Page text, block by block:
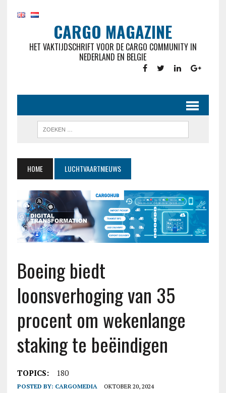
CARGO MAGAZINE
HET VAKTIJDSCHRIFT VOOR DE CARGO COMMUNITY IN
NEDERLAND EN BELGIE
HOME LUCHTVAARTNIEUWS
Boeing biedt
loonsverhoging van 35
procent om wekenlange
staking te beëindigen
TOPICS: 180
POSTED BY: CARGOMEDIA OKTOBER 20, 2024